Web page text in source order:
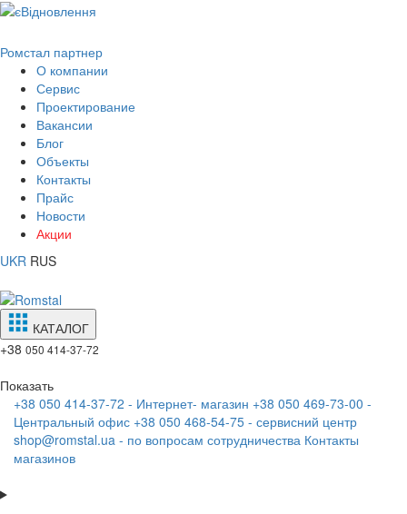
Ромстал партнер
О компании
Сервис
Проектирование
Вакансии
Блог
Объекты
Контакты
Прайс
Новости
Акции
UKR RUS
КАТАЛОГ
+38 050 414-37-72
Показать
+38 050 414-37-72 - Интернет- магазин +38 050 469-73-00 -
Центральный офис +38 050 468-54-75 - сервисний центр
shop@romstal.ua - по вопросам сотрудничества Контакты
магазинов